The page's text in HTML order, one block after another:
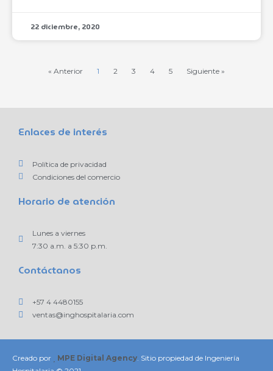
22 diciembre, 2020
« Anterior 1 2 3 4 5 Siguiente »
Enlaces de interés
Política de privacidad
Condiciones del comercio
Horario de atención
Lunes a viernes
7:30 a.m. a 5:30 p.m.
Contáctanos
+57 4 4480155
ventas@inghospitalaria.com
Creado por MPE Digital Agency. Sitio propiedad de Ingeniería